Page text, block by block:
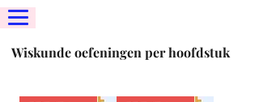
Wiskunde oefeningen per hoofdstuk